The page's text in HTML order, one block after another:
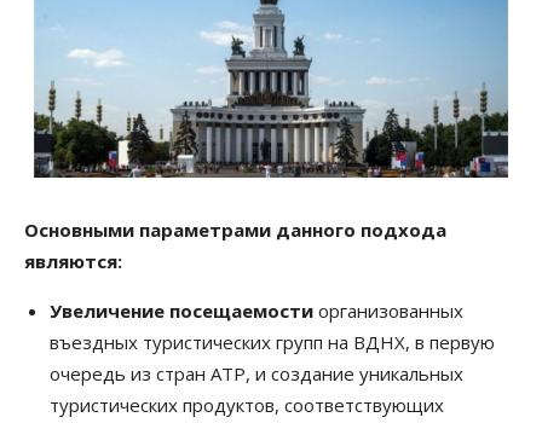
Основными параметрами данного подхода
являются:
Увеличение посещаемости организованных
въездных туристических групп на ВДНХ, в первую
очередь из стран АТР, и создание уникальных
туристических продуктов, соответствующих